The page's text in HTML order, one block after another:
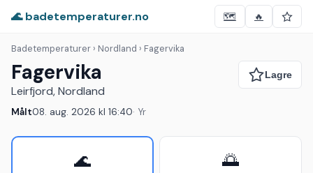
🌊 badetemperaturer.no 🗺️ 🔥
Badetemperaturer › Nordland › Fagervika
Fagervika
Leirfjord, Nordland
Målt08. aug. 2026 kl 16:40· Yr
🌊 🌅